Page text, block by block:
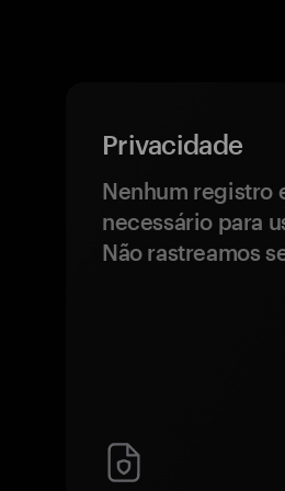
Privacidade
Nenhum registro
necessário para
Não rastreamos